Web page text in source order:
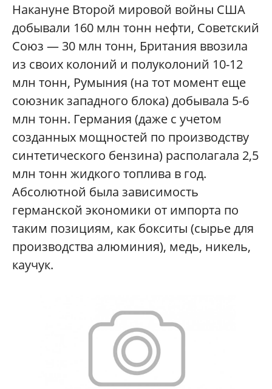
Накануне Второй мировой войны США
добывали 160 млн тонн нефти, Советский
Союз — 30 млн тонн, Британия ввозила
из своих колоний и полуколоний 10-12
млн тонн, Румыния (на тот момент еще
союзник западного блока) добывала 5-6
млн тонн. Германия (даже с учетом
созданных мощностей по производству
синтетического бензина) располагала 2,5
млн тонн жидкого топлива в год.
Абсолютной была зависимость
германской экономики от импорта по
таким позициям, как бокситы (сырье для
производства алюминия), медь, никель,
каучук.